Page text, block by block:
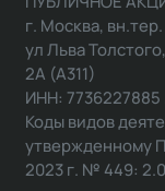
г. Москва,
ул Льва
2А (А311)
ИНН:
Коды видов
утвержденному
2023 г. № 449: